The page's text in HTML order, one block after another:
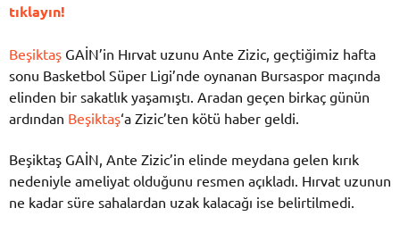
tıklayın!
Beşiktaş GAİN’in Hırvat uzunu Ante Zizic, geçtiğimiz hafta
sonu Basketbol Süper Ligi’nde oynanan Bursaspor maçında
elinden bir sakatlık yaşamıştı. Aradan geçen birkaç günün
ardından Beşiktaş‘a Zizic’ten kötü haber geldi.
Beşiktaş GAİN, Ante Zizic’in elinde meydana gelen kırık
nedeniyle ameliyat olduğunu resmen açıkladı. Hırvat uzunun
ne kadar süre sahalardan uzak kalacağı ise belirtilmedi.